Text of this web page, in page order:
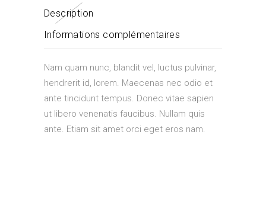
Description
Informations complémentaires
Nam quam nunc, blandit vel, luctus pulvinar,
hendrerit id, lorem. Maecenas nec odio et
ante tincidunt tempus. Donec vitae sapien
ut libero venenatis faucibus. Nullam quis
ante. Etiam sit amet orci eget eros nam.